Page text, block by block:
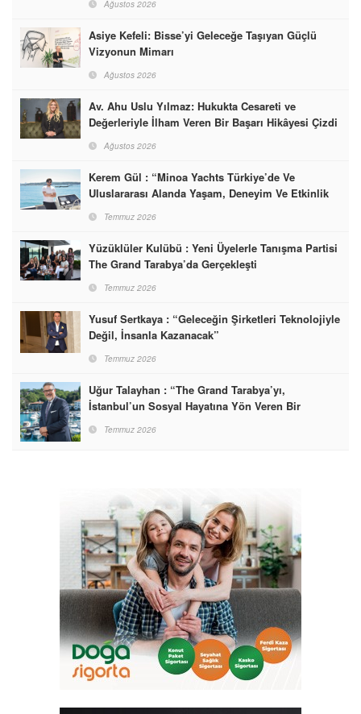
Ağustos 2026
Asiye Kefeli: Bisse’yi Geleceğe Taşıyan Güçlü
Vizyonun Mimarı
Ağustos 2026
Av. Ahu Uslu Yılmaz: Hukukta Cesareti ve
Değerleriyle İlham Veren Bir Başarı Hikâyesi Çizdi
Ağustos 2026
Kerem Gül : “Minoa Yachts Türkiye’de Ve
Uluslararası Alanda Yaşam, Deneyim Ve Etkinlik
Temmuz 2026
Yüzüklüler Kulübü : Yeni Üyelerle Tanışma Partisi
The Grand Tarabya’da Gerçekleşti
Temmuz 2026
Yusuf Sertkaya : “Geleceğin Şirketleri Teknolojiyle
Değil, İnsanla Kazanacak”
Temmuz 2026
Uğur Talayhan : “The Grand Tarabya’yı,
İstanbul’un Sosyal Hayatına Yön Veren Bir
Temmuz 2026